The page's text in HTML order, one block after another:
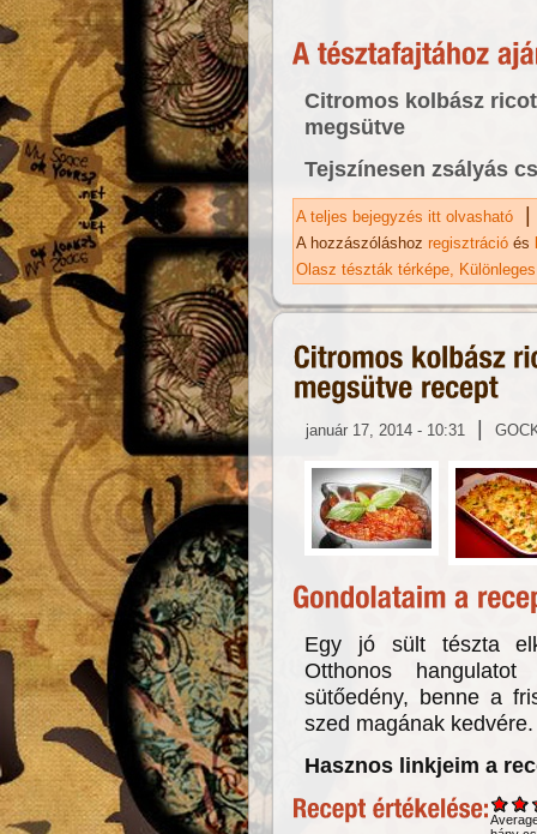
Citromos kolbász
megsütve
Tejszínesen zsályás
A teljes bejegyzés itt olvasható |
A hozzászóláshoz regisztráció és
Olasz tészták térképe
január 17, 2014 - 10:31 |
Egy jó sült tészta
Otthonos
sütőedény, benne a
szed magának kedvére.
Hasznos linkjeim a